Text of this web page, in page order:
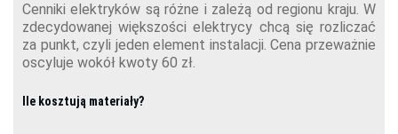
Cenniki elektryków są różne i zależą od regionu kraju. W
zdecydowanej większości elektrycy chcą się rozliczać
za punkt, czyli jeden element instalacji. Cena przeważnie
oscyluje wokół kwoty 60 zł.
Ile kosztują materiały?